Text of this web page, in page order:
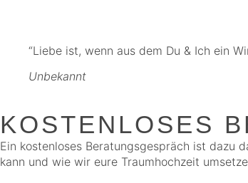
“Liebe ist, wenn aus dem Du & Ich ein
Unbekannt
KOSTENLOSES
Ein kostenloses Beratungsgespräch ist dazu
kann und wie wir eure Traumhochzeit